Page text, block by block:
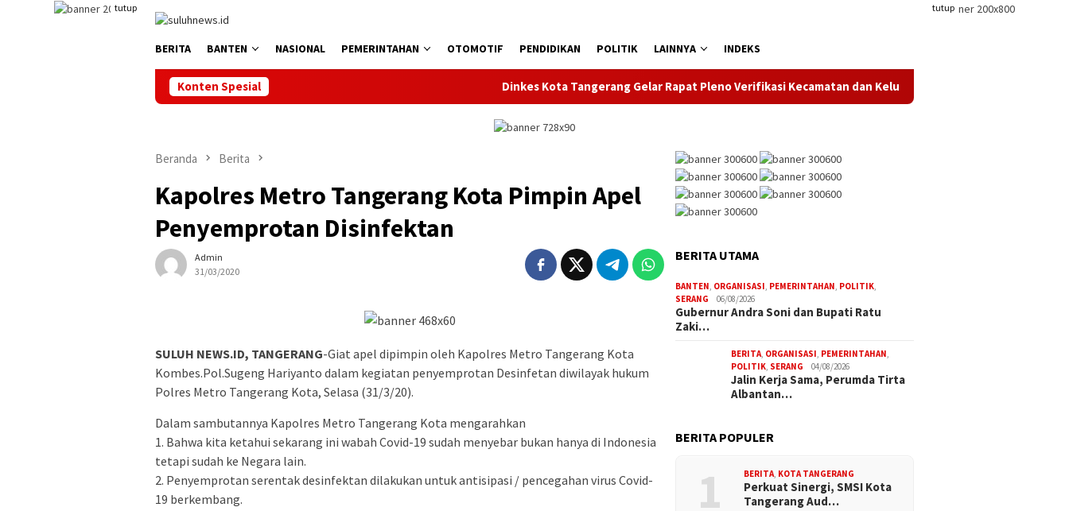
tutup tutup
BERITA BANTEN NASIONAL PEMERINTAHAN OTOMOTIF PENDIDIKAN POLITIK LAINNYA INDEKS
Konten Spesial Dinkes Kota Tangerang Gelar Rapat Pleno Verifikasi Kecamatan dan Kelurahan Sehat
Beranda Berita
Kapolres Metro Tangerang Kota Pimpin Apel
Penyemprotan Disinfektan
Admin
31/03/2020
SULUH NEWS.ID, TANGERANG-Giat apel dipimpin oleh Kapolres Metro Tangerang Kota
Kombes.Pol.Sugeng Hariyanto dalam kegiatan penyemprotan Desinfetan diwilayak hukum
Polres Metro Tangerang Kota, Selasa (31/3/20).
Dalam sambutannya Kapolres Metro Tangerang Kota mengarahkan
1. Bahwa kita ketahui sekarang ini wabah Covid-19 sudah menyebar bukan hanya di Indonesia
tetapi sudah ke Negara lain.
2. Penyemprotan serentak desinfektan dilakukan untuk antisipasi / pencegahan virus Covid-
19 berkembang.
BERITA UTAMA
BANTEN, ORGANISASI, PEMERINTAHAN, POLITIK,
SERANG
06/08/2026
Gubernur Andra Soni dan Bupati Ratu
Zaki…
BERITA, ORGANISASI, PEMERINTAHAN,
POLITIK, SERANG 04/08/2026
Jalin Kerja Sama, Perumda Tirta
Albantan…
BERITA POPULER
1 BERITA, KOTA TANGERANG
Perkuat Sinergi, SMSI Kota
Tangerang Aud…